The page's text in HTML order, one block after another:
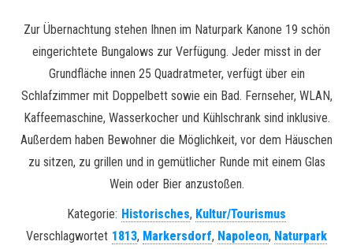
Zur Übernachtung stehen Ihnen im Naturpark Kanone 19 schön
eingerichtete Bungalows zur Verfügung. Jeder misst in der
Grundfläche innen 25 Quadratmeter, verfügt über ein
Schlafzimmer mit Doppelbett sowie ein Bad. Fernseher, WLAN,
Kaffeemaschine, Wasserkocher und Kühlschrank sind inklusive.
Außerdem haben Bewohner die Möglichkeit, vor dem Häuschen
zu sitzen, zu grillen und in gemütlicher Runde mit einem Glas
Wein oder Bier anzustoßen.
Kategorie: Historisches, Kultur/Tourismus
Verschlagwortet 1813, Markersdorf, Napoleon, Naturpark